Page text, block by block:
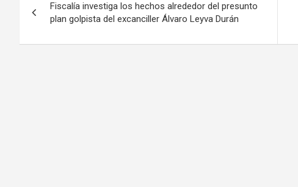
de
entradas
Fiscalía investiga los hechos alrededor del presunto
plan golpista del excanciller Álvaro Leyva Durán